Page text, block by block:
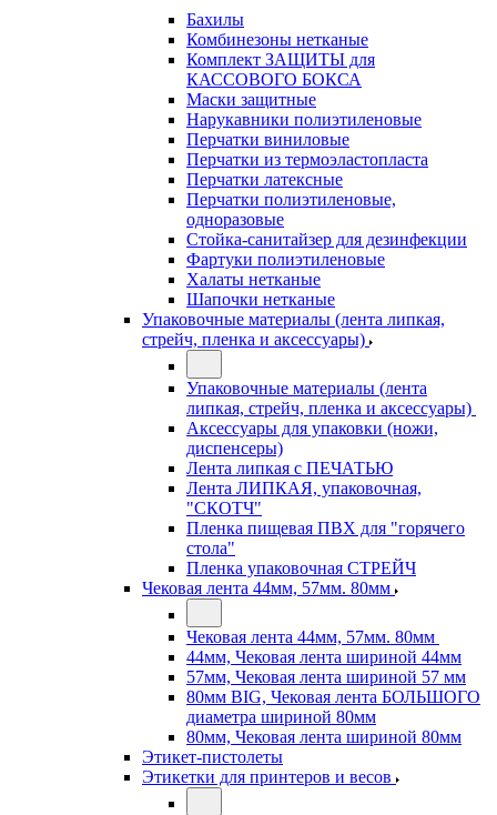
Бахилы
Комбинезоны нетканые
Комплект ЗАЩИТЫ для
КАССОВОГО БОКСА
Маски защитные
Нарукавники полиэтиленовые
Перчатки виниловые
Перчатки из термоэластопласта
Перчатки латексные
Перчатки полиэтиленовые,
одноразовые
Стойка-санитайзер для дезинфекции
Фартуки полиэтиленовые
Халаты нетканые
Шапочки нетканые
Упаковочные материалы (лента липкая,
стрейч, пленка и аксессуары)
Упаковочные материалы (лента
липкая, стрейч, пленка и аксессуары)
Аксессуары для упаковки (ножи,
диспенсеры)
Лента липкая с ПЕЧАТЬЮ
Лента ЛИПКАЯ, упаковочная,
"СКОТЧ"
Пленка пищевая ПВХ для "горячего
стола"
Пленка упаковочная СТРЕЙЧ
Чековая лента 44мм, 57мм. 80мм
Чековая лента 44мм, 57мм. 80мм
44мм, Чековая лента шириной 44мм
57мм, Чековая лента шириной 57 мм
80мм BIG, Чековая лента БОЛЬШОГО
диаметра шириной 80мм
80мм, Чековая лента шириной 80мм
Этикет-пистолеты
Этикетки для принтеров и весов